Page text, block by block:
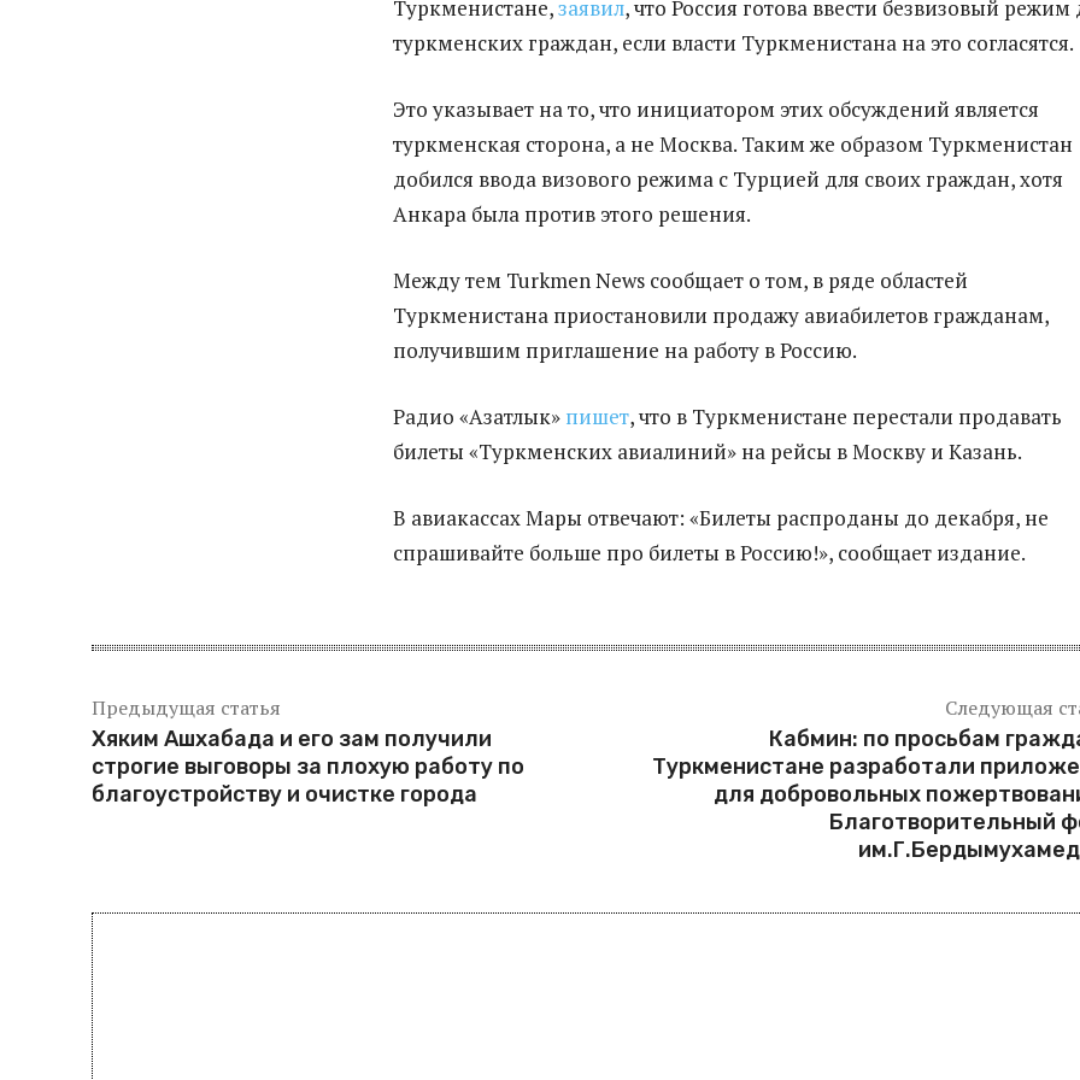
Туркменистане,заявил, что Россия готова ввести безвизовый режим
туркменских граждан, если власти Туркменистана на это согласятся.
Это указывает на то, что инициатором этих обсуждений является
туркменская сторона, а не Москва. Таким же образом Туркменистан
добился ввода визового режима с Турцией для своих граждан, хотя
Анкара была против этого решения.
Между тем Turkmen News сообщает о том, в ряде областей
Туркменистана приостановили продажу авиабилетов гражданам,
получившим приглашение на работу в Россию.
Радио «Азатлык» пишет, что в Туркменистане перестали продавать
билеты «Туркменских авиалиний» на рейсы в Москву и Казань.
В авиакассах Мары отвечают: «Билеты распроданы до декабря, не
спрашивайте больше про билеты в Россию!», сообщает издание.
Предыдущая статья
Хяким Ашхабада и его зам получили
строгие выговоры за плохую работу по
благоустройству и очистке города
Следующая
Кабмин: по просьбам
Туркменистане разработали
для добровольных
Благотворительный